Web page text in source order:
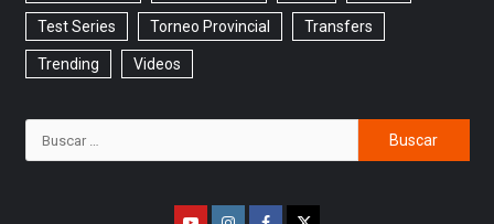
Test Series Torneo Provincial Transfers
Trending Videos